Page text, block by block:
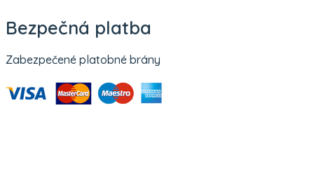
Bezpečná platba
Zabezpečené platobné brány